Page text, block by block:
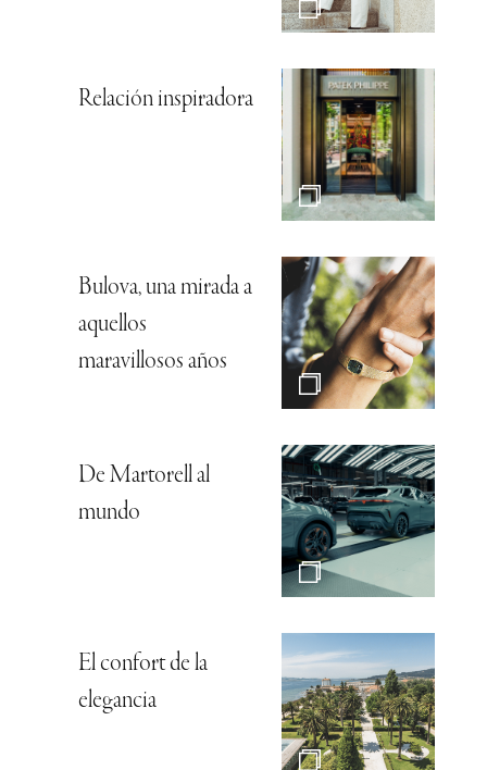
Relación inspiradora
Bulova, una mirada a
aquellos
maravillosos años
De Martorell al
mundo
El confort de la
elegancia